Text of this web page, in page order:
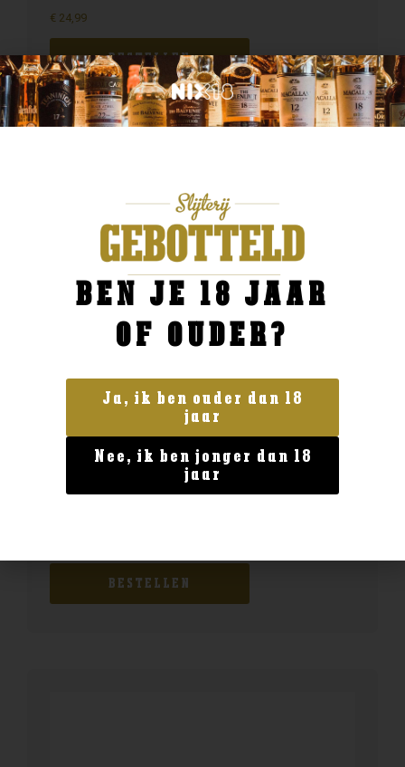
€ 24,99
BESTELLEN
Geen categorie
BESTELLEN
BEN JE 18 JAAR
OF OUDER?
Ja, ik ben ouder dan 18
jaar
Nee, ik ben jonger dan 18
jaar